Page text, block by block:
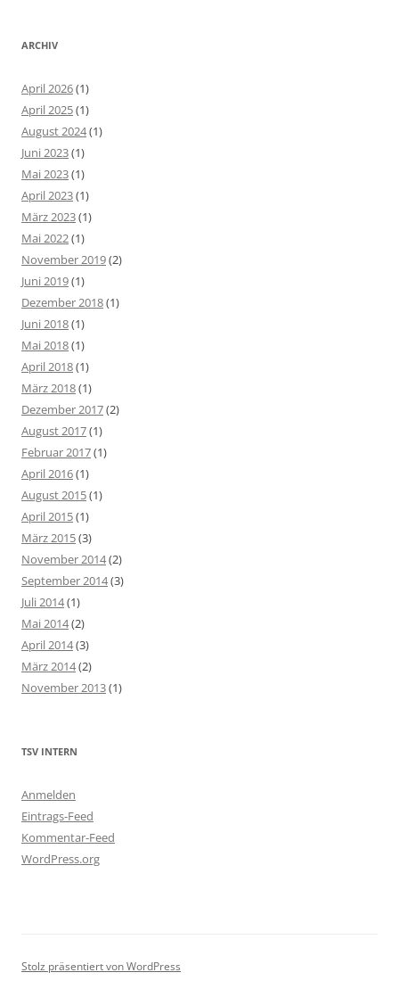
ARCHIV
April 2026(1)
April 2025(1)
August 2024(1)
Juni 2023(1)
Mai 2023(1)
April 2023(1)
März 2023(1)
Mai 2022(1)
November 2019(2)
Juni 2019(1)
Dezember 2018(1)
Juni 2018(1)
Mai 2018(1)
April 2018(1)
März 2018(1)
Dezember 2017(2)
August 2017(1)
Februar 2017(1)
April 2016(1)
August 2015(1)
April 2015(1)
März 2015(3)
November 2014(2)
September 2014(3)
Juli 2014(1)
Mai 2014(2)
April 2014(3)
März 2014(2)
November 2013(1)
TSV INTERN
Anmelden
Eintrags-Feed
Kommentar-Feed
WordPress.org
Stolz präsentiert von WordPress